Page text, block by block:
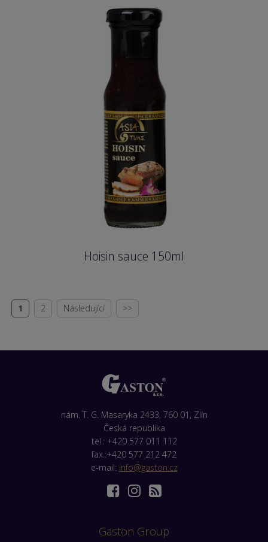
Hoisin sauce 150ml
1 2 Následující >>
nám. T. G. Masaryka 2433, 760 01, Zlín
Česká republika
tel.: +420 577 011 112
fax.:+420 577 212 472
e-mail: info@gaston.cz
Gaston Group